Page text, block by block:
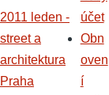
2011 leden -
street a
architektura
Praha
účet
Obn
oven
í